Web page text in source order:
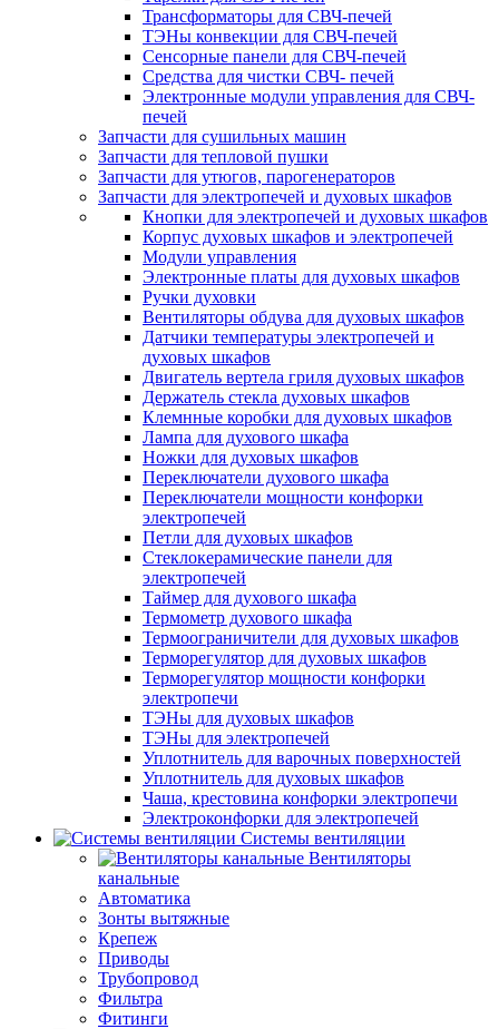
Трансформаторы для СВЧ-печей
ТЭНы конвекции для СВЧ-печей
Сенсорные панели для СВЧ-печей
Средства для чистки СВЧ- печей
Электронные модули управления для СВЧ-
печей
Запчасти для сушильных машин
Запчасти для тепловой пушки
Запчасти для утюгов, парогенераторов
Запчасти для электропечей и духовых шкафов
Кнопки для электропечей и духовых шкафов
Корпус духовых шкафов и электропечей
Модули управления
Электронные платы для духовых шкафов
Ручки духовки
Вентиляторы обдува для духовых шкафов
Датчики температуры электропечей и
духовых шкафов
Двигатель вертела гриля духовых шкафов
Держатель стекла духовых шкафов
Клемнные коробки для духовых шкафов
Лампа для духового шкафа
Ножки для духовых шкафов
Переключатели духового шкафа
Переключатели мощности конфорки
электропечей
Петли для духовых шкафов
Стеклокерамические панели для
электропечей
Таймер для духового шкафа
Термометр духового шкафа
Термоограничители для духовых шкафов
Терморегулятор для духовых шкафов
Терморегулятор мощности конфорки
электропечи
ТЭНы для духовых шкафов
ТЭНы для электропечей
Уплотнитель для варочных поверхностей
Уплотнитель для духовых шкафов
Чаша, крестовина конфорки электропечи
Электроконфорки для электропечей
Системы вентиляции
Вентиляторы
канальные
Автоматика
Зонты вытяжные
Крепеж
Приводы
Трубопровод
Фильтра
Фитинги